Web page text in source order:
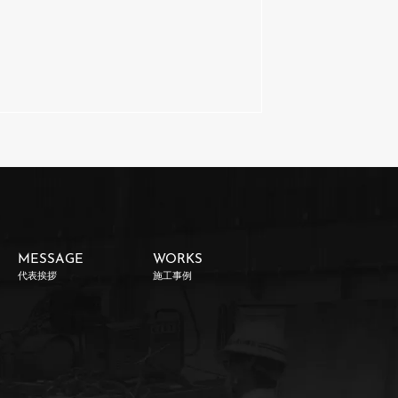
MESSAGE
代表挨拶
WORKS
施工事例